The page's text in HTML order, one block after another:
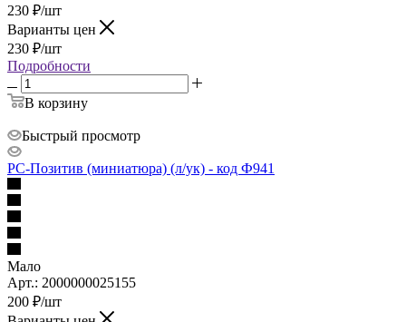
230 ₽/шт
Варианты цен
230 ₽/шт
Подробности
В корзину
Быстрый просмотр
РС-Позитив (миниатюра) (л/ук) - код Ф941
Мало
Арт.: 2000000025155
200 ₽/шт